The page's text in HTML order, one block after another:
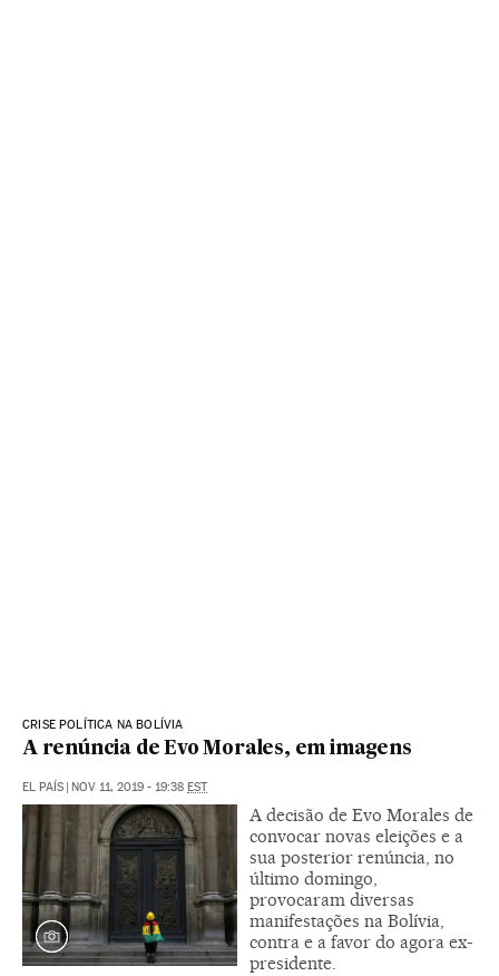
CRISE POLÍTICA NA BOLÍVIA
A renúncia de Evo Morales, em imagens
EL PAÍS NOV 11, 2019 - 19:38 EST
A decisão de Evo Morales de
convocar novas eleições e a
sua posterior renúncia, no
último domingo,
provocaram diversas
manifestações na Bolívia,
contra e a favor do agora ex-
presidente.